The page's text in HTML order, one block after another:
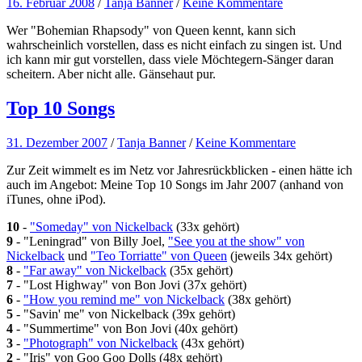
Wer "Bohemian Rhapsody" von Queen kennt, kann sich
wahrscheinlich vorstellen, dass es nicht einfach zu singen ist. Und
ich kann mir gut vorstellen, dass viele Möchtegern-Sänger daran
scheitern. Aber nicht alle. Gänsehaut pur.
Top 10 Songs
31. Dezember 2007 /Tanja Banner /Keine Kommentare
Zur Zeit wimmelt es im Netz vor Jahresrückblicken - einen hätte ich
auch im Angebot: Meine Top 10 Songs im Jahr 2007 (anhand von
iTunes, ohne iPod).
10 - "Someday" von Nickelback (33x gehört)
9 - "Leningrad" von Billy Joel, "See you at the show" von
Nickelback und "Teo Torriatte" von Queen (jeweils 34x gehört)
8 - "Far away" von Nickelback (35x gehört)
7 - "Lost Highway" von Bon Jovi (37x gehört)
6 - "How you remind me" von Nickelback (38x gehört)
5 - "Savin' me" von Nickelback (39x gehört)
4 - "Summertime" von Bon Jovi (40x gehört)
3 - "Photograph" von Nickelback (43x gehört)
2 - "Iris" von Goo Goo Dolls (48x gehört)